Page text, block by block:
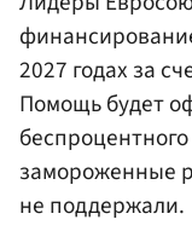
2027 годах за
Помощь будет
замороженные
не поддержали.